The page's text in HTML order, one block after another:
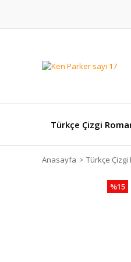
Türkçe Çizgi
Anasayfa Türkçe Çizgi
%15